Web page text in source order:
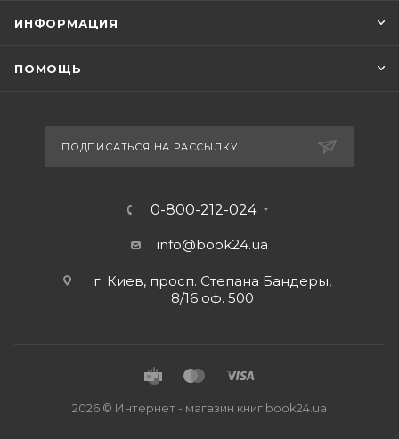
ИНФОРМАЦИЯ
ПОМОЩЬ
ПОДПИСАТЬСЯ НА РАССЫЛКУ
0-800-212-024
info@book24.ua
г. Киев, просп. Степана Бандеры,
8/16 оф. 500
2026 © Интернет - магазин книг book24.ua